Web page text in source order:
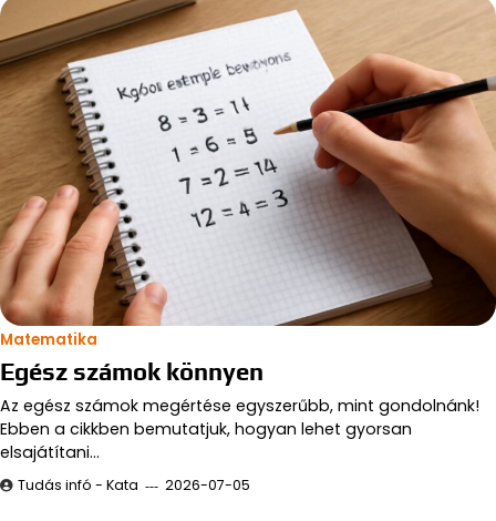
Matematika
Egész számok könnyen
Az egész számok megértése egyszerűbb, mint gondolnánk!
Ebben a cikkben bemutatjuk, hogyan lehet gyorsan
elsajátítani…
Tudás infó - Kata 2026-07-05